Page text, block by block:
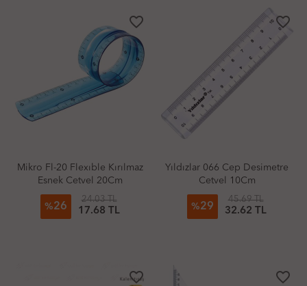
favorite_border
Mikro Fl-20 Flexıble Kırılmaz
Esnek Cetvel 20Cm
%26
24.03 TL
17.68 TL
favorite_border
Yıldızlar 066 Cep Desimetre
Cetvel 10Cm
%29
45.69 TL
32.62 TL
favorite_border favorite_border